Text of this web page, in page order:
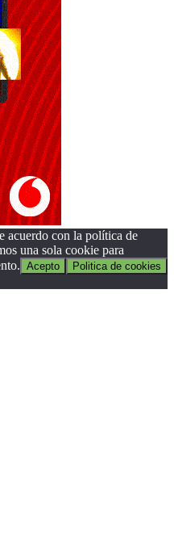
acuerdo con la política de
una sola cookie para
Acepto Politica de cookies